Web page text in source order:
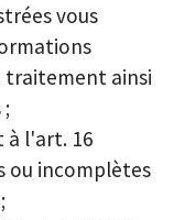
vous
traitement ainsi
;
à l'art. 16
ou incomplètes